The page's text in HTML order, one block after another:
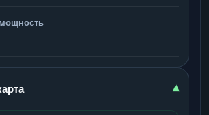
▾